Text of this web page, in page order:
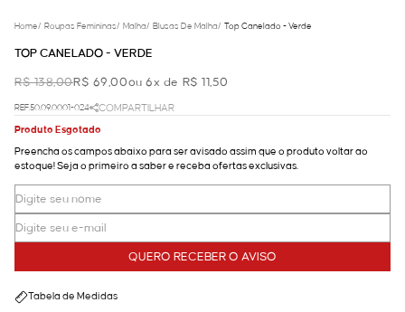
Home/ Roupas Femininas/ Malha/ Blusas De Malha/ Top Canelado - Verde
TOP CANELADO - VERDE
R$ 138,00R$ 69,00ou 6x de R$ 11,50
REF.50.09.0001-024
COMPARTILHAR
Produto Esgotado
Preencha os campos abaixo para ser avisado assim que o produto voltar ao
estoque! Seja o primeiro a saber e receba ofertas exclusivas.
QUERO RECEBER O AVISO
Tabela de Medidas